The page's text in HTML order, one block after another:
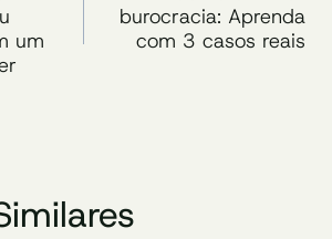
um
burocracia: Aprenda
com 3 casos reais